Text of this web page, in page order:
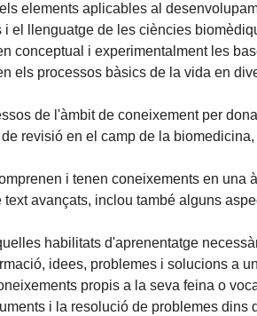
elements aplicables al
el llenguatge de les ciències
conceptual i experimentalment les
els processos bàsics de la vida en
de l'àmbit de coneixement per
revisió en el camp de la
i tenen coneixements en
avançats, inclou també alguns
habilitats d'aprenentatge
idees, problemes i solucions a
propis a la seva feina o
i la resolució de problemes dins